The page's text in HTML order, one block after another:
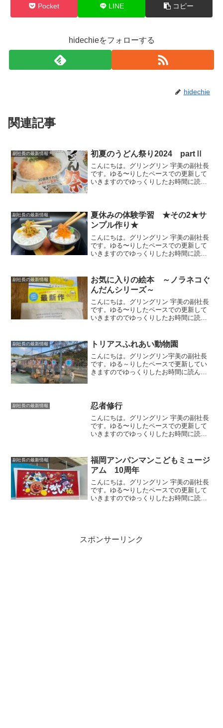
Pocket LINE コピー
hidechieをフォローする
hidechie
関連記事
副社長の最新情報 初夏のうどん祭り2024 partⅡ
こんにちは。グリングリン 宇美の副社長
です。ゆる〜りしたペースでの更新して
いきますのでゆっくりしたお時間に読ん
定うどんを食べてきま...
副社長の最新情報
夏休みの体験学習 ★その2★サ
ンプル作り★
こんにちは。グリングリン 宇美の副社長
です。ゆる〜りしたペースでの更新して
いきますのでゆっくりしたお時間に読ん
参加してきました。イクラ丼と納豆ご飯
いくつか体験ができる商...
副社長の最新情報
お気に入りの絵本 ～ノラネコぐ
んだんシリーズ～
こんにちは。グリングリン 宇美の副社長
です。ゆる〜りしたペースでの更新して
いきますのでゆっくりしたお時間に読ん
です。ノラネコぐんだんうみのたび2022
年11月に新刊が発...
副社長の最新情報 トリアスふれあい動物園
こんにちは。グリングリン宇美の副社長
です。ゆる～りしたペースで更新してい
きますのでゆっくりしたお時間に読んで
えさやりが出来る動物園で...
副社長の最新情報 忍者修行
こんにちは。グリングリン 宇美の副社長
です。ゆる〜りしたペースでの更新して
いきますのでゆっくりしたお時間に読ん
別展「忍びの里」というコーナーがあっ
たので行ってきました😊...
副社長の最新情報
福岡アンパンマンこどもミュージ
アム 10周年
こんにちは。グリングリン 宇美の副社長
です。ゆる〜りしたペースでの更新して
いきますのでゆっくりしたお時間に読ん
スポンサーリンク